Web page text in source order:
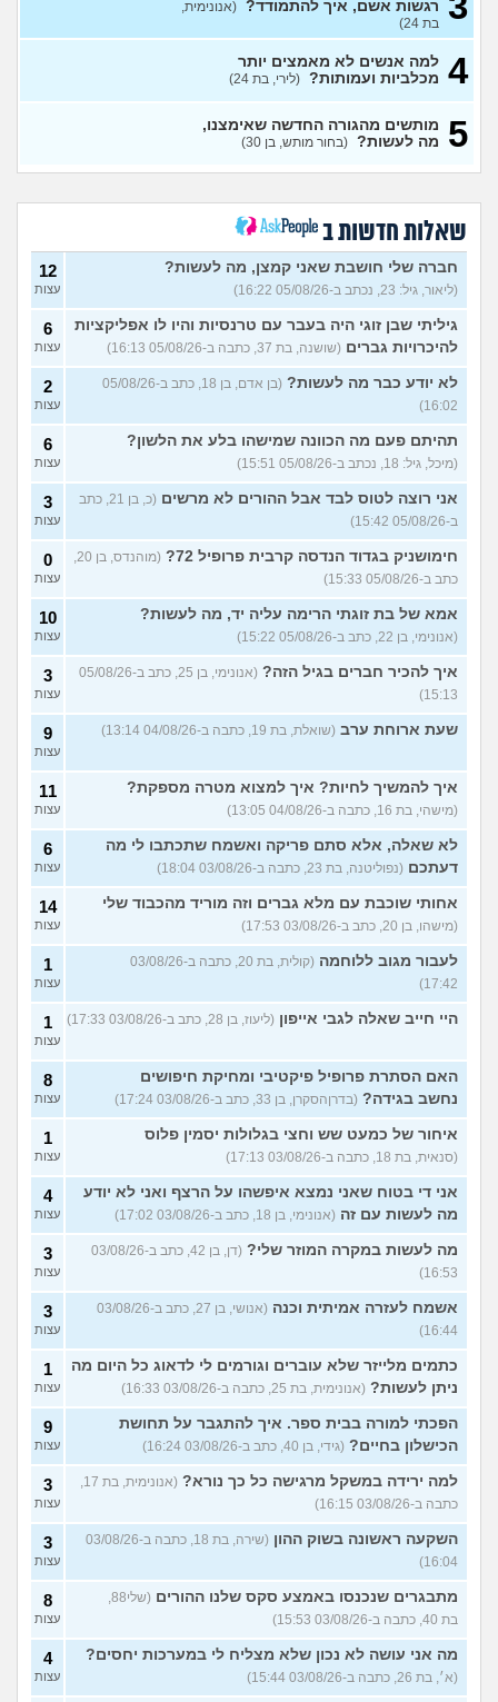
לישמניה כלבים האם זו מחלה
(כליל, בת 20)
המכנסיים?
(אנונימית, בת 16)
מאז והמתמיד נגעלתי מפרווה
ובעלי הביא כלב, איך הייתם
עצות
איך להתמודד עם מסירה של
כלב?
(ליאור, בת 17)
האוזניים של החתול שלי
שחורות מבפנים והוא מגרד
מודאג (אנונימי, בן 15)
6
עצות
רוצה לאמץ כלב ולא לקנות,
אבל אני רוצה להעניק לו שם
בעצמי, זה אפשרי?
(איטן, בן
23)
1
עצות
צורחים? (Cat Lover, בן 22)
3
עצות
אישתי נכנסה להריון ורוצה
שאני אמסור את הכלבה,
עצות?
(V, בן 29)
8
עצות
איך אני יודעת שלהיות מאלפת
כלבים מתאים לי?
8
עצות
אנשים באיזור שלי משחררים
את הכלבים והם לרוב מזן
מסוכן,איזה כלי יעזור לי
להתגונן? (Anon, בן 20)
2
עצות
רוצה להביא את הכלב שלי
מחול אבל נתבג לא מאמין לי
שהוא איתי מעל 90 יום,איך
4
עצות
הכלב לא מאפשר את זה,
רוצים למסור אותו למשפחה
(אנונימיתh, בת 34)
עצות
עוד שאלות חדשות במדור
רגשות אשם, איך להתמודד? (אנונימית,
בת 24)
4 למה אנשים לא מאמצים יותר
מכלביות ועמותות? (לירי, בת 24)
5
מותשים מהגורה החדשה שאימצנו,
מה לעשות? (בחור מותש, בן 30)
שאלות חדשות ב
חברה שלי חושבת שאני קמצן, מה לעשות?
(ליאור, גיל: 23, נכתב ב-05/08/26 16:22)
12
עצות
גיליתי שבן זוגי היה בעבר עם טרנסיות והיו לו אפליקציות
להיכרויות גברים (שושנה, בת 37, כתבה ב-05/08/26 16:13)
6
עצות
לא יודע כבר מה לעשות?
(בן אדם, בן 18, כתב ב-05/08/26
16:02)
2
עצות
תהיתם פעם מה הכוונה שמישהו בלע את הלשון?
(מיכל, גיל: 18, נכתב ב-05/08/26 15:51)
6
עצות
אני רוצה לטוס לבד אבל ההורים לא מרשים
(כ, בן 21, כתב
ב-05/08/26 15:42)
3
עצות
חימושניק בגדוד הנדסה קרבית פרופיל 72?
(מוהנדס, בן 20,
כתב ב-05/08/26 15:33)
0
עצות
אמא של בת זוגתי הרימה עליה יד, מה לעשות?
(אנונימי, בן 22, כתב ב-05/08/26 15:22)
10
עצות
איך להכיר חברים בגיל הזה?
(אנונימי, בן 25, כתב ב-05/08/26
15:13)
3
עצות
שעת ארוחת ערב (שואלת, בת 19, כתבה ב-04/08/26 13:14) 9
עצות
איך להמשיך לחיות? איך למצוא מטרה מספקת?
(מישהי, בת 16, כתבה ב-04/08/26 13:05)
11
עצות
לא שאלה, אלא סתם פריקה ואשמח שתכתבו לי מה
דעתכם (נפוליטנה, בת 23, כתבה ב-03/08/26 18:04)
6
עצות
אחותי שוכבת עם מלא גברים וזה מוריד מהכבוד שלי
(מישהו, בן 20, כתב ב-03/08/26 17:53)
14
עצות
לעבור מגוב ללוחמה
(קולית, בת 20, כתבה ב-03/08/26
17:42)
1
עצות
היי חייב שאלה לגבי אייפון (ליעוז, בן 28, כתב ב-03/08/26 17:33) 1
עצות
האם הסתרת פרופיל פיקטיבי ומחיקת חיפושים
נחשב בגידה? (בדרןהסקרן, בן 33, כתב ב-03/08/26 17:24)
8
עצות
איחור של כמעט שש וחצי בגלולות יסמין פלוס
(סנאית, בת 18, כתבה ב-03/08/26 17:13)
1
עצות
אני די בטוח שאני נמצא איפשהו על הרצף ואני לא יודע
מה לעשות עם זה (אנונימי, בן 18, כתב ב-03/08/26 17:02)
4
עצות
מה לעשות במקרה המוזר שלי?
(דן, בן 42, כתב ב-03/08/26
16:53)
3
עצות
אשמח לעזרה אמיתית וכנה
(אנושי, בן 27, כתב ב-03/08/26
16:44)
3
עצות
כתמים מלייזר שלא עוברים וגורמים לי לדאוג כל היום מה
ניתן לעשות? (אנונימית, בת 25, כתבה ב-03/08/26 16:33)
1
עצות
הפכתי למורה בבית ספר. איך להתגבר על תחושת
הכישלון בחיים? (גידי, בן 40, כתב ב-03/08/26 16:24)
9
עצות
למה ירידה במשקל מרגישה כל כך נורא?
(אנונימית, בת 17,
כתבה ב-03/08/26 16:15)
3
עצות
השקעה ראשונה בשוק ההון
(שירה, בת 18, כתבה ב-03/08/26
16:04)
3
עצות
מתבגרים שנכנסו באמצע סקס שלנו ההורים
(שלי88,
בת 40, כתבה ב-03/08/26 15:53)
8
עצות
מה אני עושה לא נכון שלא מצליח לי במערכות יחסים?
(א׳, בת 26, כתבה ב-03/08/26 15:44)
4
עצות